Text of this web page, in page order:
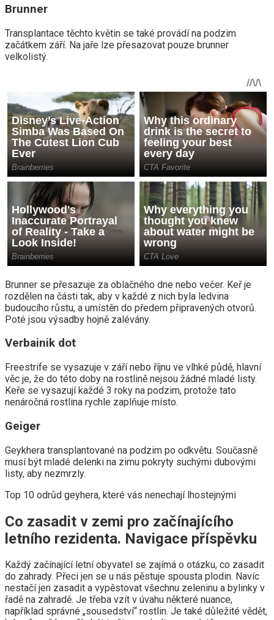
Brunner
Transplantace těchto květin se také provádí na podzim
začátkem září. Na jaře lze přesazovat pouze brunner
velkolistý.
Brunner se přesazuje za oblačného dne nebo večer. Keř je
rozdělen na části tak, aby v každé z nich byla ledvina
budoucího růstu, a umístěn do předem připravených otvorů.
Poté jsou výsadby hojně zalévány.
Verbainik dot
Freestrife se vysazuje v září nebo říjnu ve vlhké půdě, hlavní
věc je, že do této doby na rostlině nejsou žádné mladé listy.
Keře se vysazují každé 3 roky na podzim, protože tato
nenáročná rostlina rychle zaplňuje místo.
Geiger
Geykhera transplantované na podzim po odkvětu. Současně
musí být mladé delenki na zimu pokryty suchými dubovými
listy, aby nezmrzly.
Top 10 odrůd geyhera, které vás nenechají lhostejnými
Co zasadit v zemi pro začínajícího
letního rezidenta. Navigace příspěvku
Každý začínající letní obyvatel se zajímá o otázku, co zasadit
do zahrady. Přeci jen se u nás pěstuje spousta plodin. Navíc
nestačí jen zasadit a vypěstovat všechnu zeleninu a bylinky v
řadě na zahradě. Je třeba vzít v úvahu některé nuance,
například správné „sousedství“ rostlin. Je také důležité vědět,